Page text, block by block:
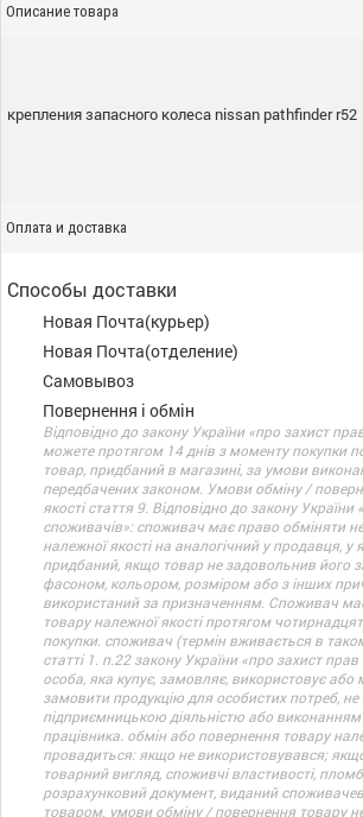
Описание товара
крепления запасного колеса nissan pathfinder r52
Оплата и доставка
Способы доставки
Новая Почта(курьер)
Новая Почта(отделение)
Самовывоз
Повернення і обмін
Відповідно до закону України «про захист
можете протягом 14 днів з моменту покупки
товар, придбаний в магазині, за умови
передбачених законом. Умови обміну /
якості стаття 9. Відповідно до закону
споживачів»: споживач має право обміняти
належної якості на аналогічний у продавця, у
придбаний, якщо товар не задовольнив його
фасоном, кольором, розміром або з інших
використаний за призначенням. Споживач
товару належної якості протягом
покупки. споживач (термін вживається в
статті 1. п.22 закону України «про захист
особа, яка купує, замовляє, використовує
замовити продукцію для особистих потреб, не
підприємницькою діяльністю або виконанням
працівника. обмін або повернення товару
провадиться: якщо не використовувався;
товарний вигляд, споживчі властивості,
розрахунковий документ, виданий
товаром. умови обміну / повернення товару